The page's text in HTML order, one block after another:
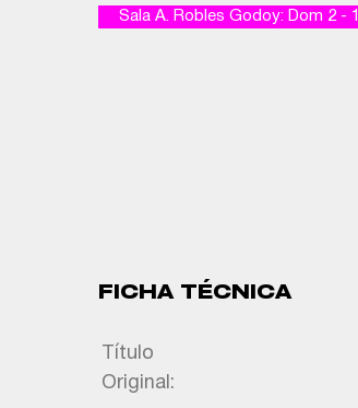
Sala A. Robles Godoy: Dom 2 -
FICHA TÉCNICA
Título
Original: